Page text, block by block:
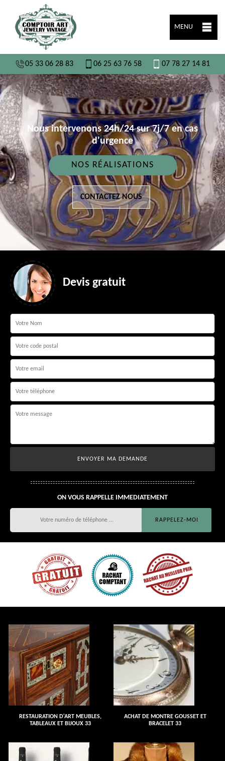
MENU
05 33 06 28 83 06 25 63 76 58 07 78 27 14 81
Nous intervenons 24h/24 sur 7j/7 en cas
d'urgence
NOS RÉALISATIONS
CONTACTEZ NOUS
Devis gratuit
ON VOUS RAPPELLE IMMEDIATEMENT
RESTAURATION D'ART MEUBLES,
TABLEAUX ET BIJOUX 33
ACHAT DE MONTRE GOUSSET ET
BRACELET 33